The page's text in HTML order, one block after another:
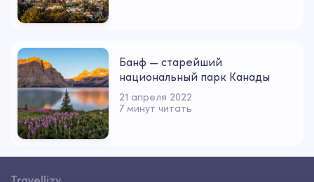
Банф — старейший
национальный парк Канады
21 апреля 2022
7 минут читать